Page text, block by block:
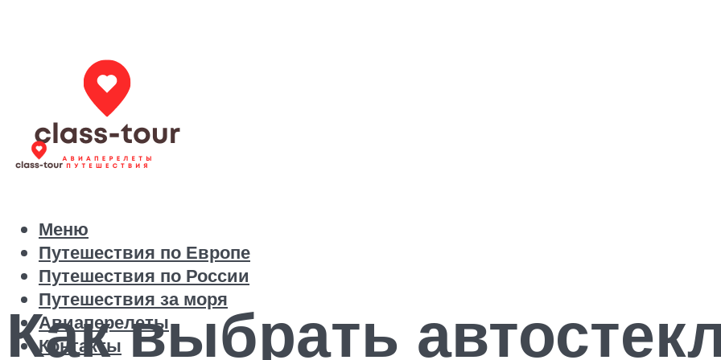
Путешествия по Европе
Путешествия по России
Путешествия за моря
Авиаперелеты
Контакты
Меню
Как выбрать